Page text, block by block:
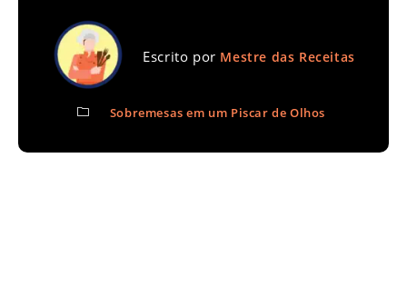
Escrito por Mestre das Receitas
Sobremesas em um Piscar de Olhos